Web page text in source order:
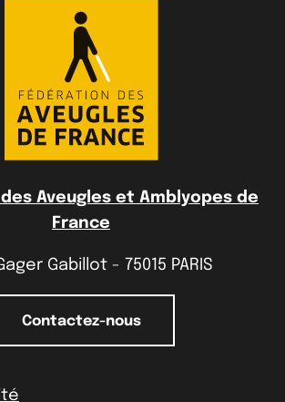
Aveugles et Amblyopes de
France
Gabillot - 75015 PARIS
Contactez-nous